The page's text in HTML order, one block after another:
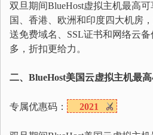
双旦期间BlueHost虚拟主机最高
国、香港、欧洲和印度四大机房
送免费域名、SSL证书和网络云
多，折扣更给力。
二、BlueHost美国云虚拟主机最
专属优惠码： 2021